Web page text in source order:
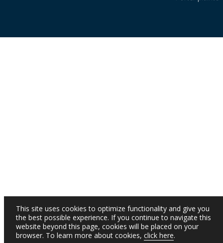
This site uses cookies to optimize functionality and give you
the best possible experience. If you continue to navigate this
website beyond this page, cookies will be placed on your
browser. To learn more about cookies, click here.